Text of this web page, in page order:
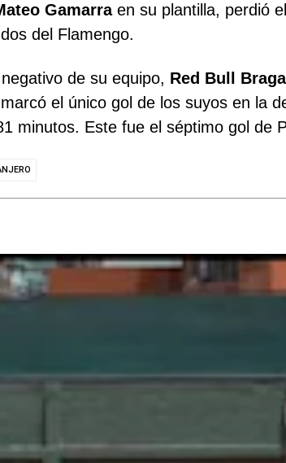
Gamarraen su plantilla, perdió
del Flamengo.
de su equipo, Red Bull
el único gol de los suyos en la
minutos. Este fue el séptimo gol de